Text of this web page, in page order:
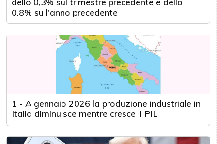
0,8% su l'anno precedente
1 - A gennaio 2026 la produzione industriale in
Italia diminuisce mentre cresce il PIL